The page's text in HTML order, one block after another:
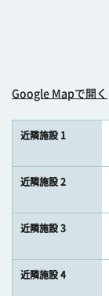
Google Mapで開く
近隣施設 1
近隣施設 2
近隣施設 3
近隣施設 4